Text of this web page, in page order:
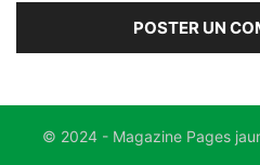
© 2024 - Magazine Pages